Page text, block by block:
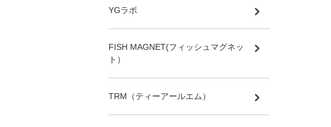
YGラボ
FISH MAGNET(フィッシュマグネッ
ト）
TRM（ティーアールエム）